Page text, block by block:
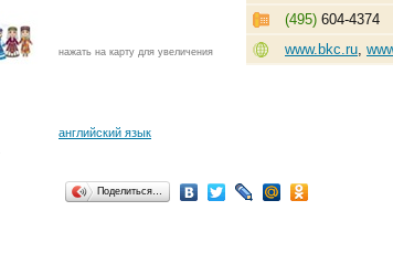
нажать на карту для увеличения
(495) 604-4374
www.bkc.ru,
английский язык
Поделиться…